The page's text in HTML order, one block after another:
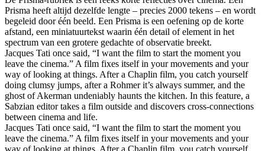
Prisma heeft altijd dezelfde lengte – precies 2000 tekens – en wordt
begeleid door één beeld. Een Prisma is een oefening op de korte
afstand, een miniatuurtekst waarin één detail of element in het
spectrum van een grotere gedachte of observatie breekt.
Jacques Tati once said, “I want the film to start the moment you
leave the cinema.” A film fixes itself in your movements and your
way of looking at things. After a Chaplin film, you catch yourself
doing clumsy jumps, after a Rohmer it’s always summer, and the
ghost of Akerman undeniably haunts the kitchen. In this feature, a
Sabzian editor takes a film outside and discovers cross-connections
between cinema and life.
Jacques Tati once said, “I want the film to start the moment you
leave the cinema.” A film fixes itself in your movements and your